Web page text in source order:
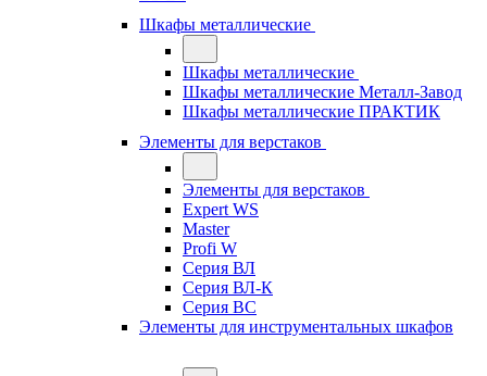
Шкафы металлические
Шкафы металлические
Шкафы металлические Металл-Завод
Шкафы металлические ПРАКТИК
Элементы для верстаков
Элементы для верстаков
Expert WS
Master
Profi W
Серия ВЛ
Серия ВЛ-К
Серия ВС
Элементы для инструментальных шкафов